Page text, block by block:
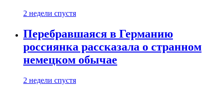
2 недели спустя
Перебравшаяся в Германию
россиянка рассказала о странном
немецком обычае
2 недели спустя